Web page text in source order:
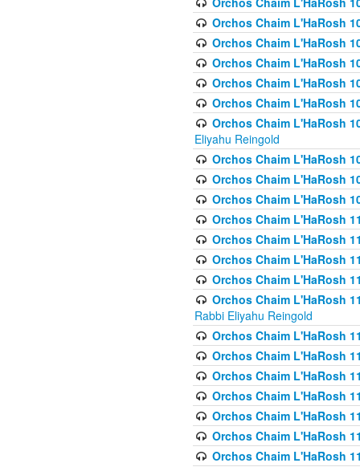
Orchos Chaim L'HaRosh
Orchos Chaim L'HaRosh
Orchos Chaim L'HaRosh
Orchos Chaim L'HaRosh
Orchos Chaim L'HaRosh
Orchos Chaim L'HaRosh
Eliyahu Reingold
Orchos Chaim L'HaRosh
Orchos Chaim L'HaRosh
Orchos Chaim L'HaRosh
Orchos Chaim L'HaRosh
Orchos Chaim L'HaRosh
Orchos Chaim L'HaRosh
Orchos Chaim L'HaRosh
Orchos Chaim L'HaRosh
Rabbi Eliyahu Reingold
Orchos Chaim L'HaRosh
Orchos Chaim L'HaRosh
Orchos Chaim L'HaRosh
Orchos Chaim L'HaRosh
Orchos Chaim L'HaRosh
Orchos Chaim L'HaRosh
Orchos Chaim L'HaRosh